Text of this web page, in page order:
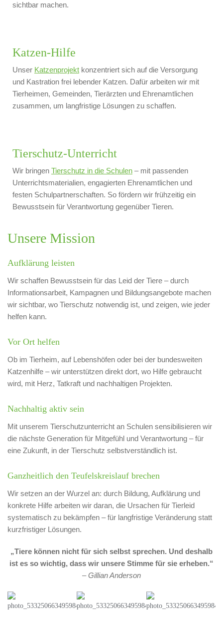
sichtbar machen.
Katzen-Hilfe
Unser Katzenprojekt konzentriert sich auf die Versorgung
und Kastration frei lebender Katzen. Dafür arbeiten wir mit
Tierheimen, Gemeinden, Tierärzten und Ehrenamtlichen
zusammen, um langfristige Lösungen zu schaffen.
Tierschutz-Unterricht
Wir bringen Tierschutz in die Schulen – mit passenden
Unterrichtsmaterialien, engagierten Ehrenamtlichen und
festen Schulpartnerschaften. So fördern wir frühzeitig ein
Bewusstsein für Verantwortung gegenüber Tieren.
Unsere Mission
Aufklärung leisten
Wir schaffen Bewusstsein für das Leid der Tiere – durch
Informationsarbeit, Kampagnen und Bildungsangebote machen
wir sichtbar, wo Tierschutz notwendig ist, und zeigen, wie jeder
helfen kann.
Vor Ort helfen
Ob im Tierheim, auf Lebenshöfen oder bei der bundesweiten
Katzenhilfe – wir unterstützen direkt dort, wo Hilfe gebraucht
wird, mit Herz, Tatkraft und nachhaltigen Projekten.
Nachhaltig aktiv sein
Mit unserem Tierschutzunterricht an Schulen sensibilisieren wir
die nächste Generation für Mitgefühl und Verantwortung – für
eine Zukunft, in der Tierschutz selbstverständlich ist.
Ganzheitlich den Teufelskreislauf brechen
Wir setzen an der Wurzel an: durch Bildung, Aufklärung und
konkrete Hilfe arbeiten wir daran, die Ursachen für Tierleid
systematisch zu bekämpfen – für langfristige Veränderung statt
kurzfristiger Lösungen.
„Tiere können nicht für sich selbst sprechen. Und deshalb
ist es so wichtig, dass wir unsere Stimme für sie erheben.“
–Gillian Anderson